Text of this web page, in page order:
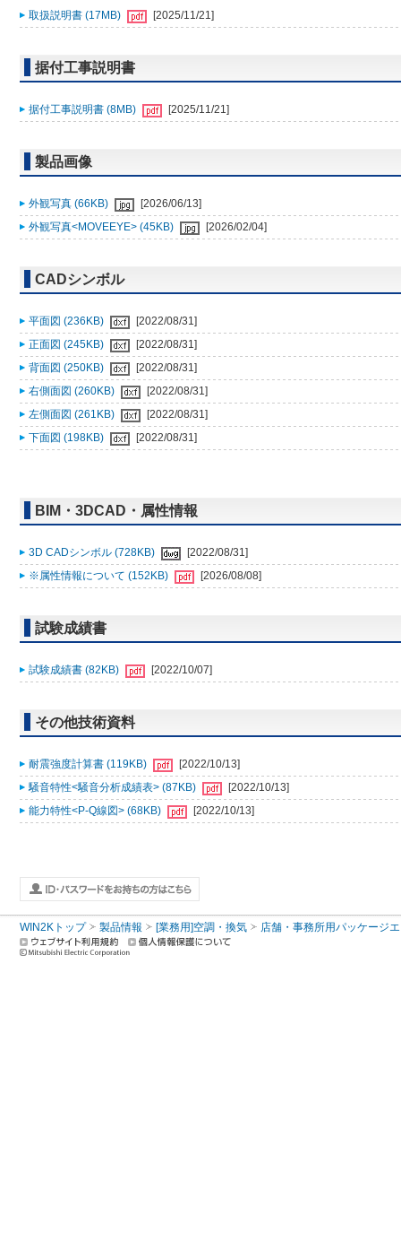
取扱説明書 (17MB) [2025/11/21]
据付工事説明書
据付工事説明書 (8MB) [2025/11/21]
製品画像
外観写真 (66KB)
[2026/06/13]
外観写真<MOVEEYE> (45KB)
[2026/02/04]
CADシンボル
平面図 (236KB)
[2022/08/31]
正面図 (245KB)
[2022/08/31]
背面図 (250KB)
[2022/08/31]
右側面図 (260KB)
[2022/08/31]
左側面図 (261KB)
[2022/08/31]
下面図 (198KB)
[2022/08/31]
BIM・3DCAD・属性情報
3D CADシンボル (728KB)
[2022/08/31]
※属性情報について (152KB)
[2026/08/08]
試験成績書
試験成績書 (82KB) [2022/10/07]
その他技術資料
耐震強度計算書 (119KB)
[2022/10/13]
騒音特性<騒音分析成績表> (87KB)
[2022/10/13]
能力特性<P-Q線図> (68KB)
[2022/10/13]
WIN2Kトップ 製品情報 [業務用]空調・換気 店舗・事務所用パッケージ